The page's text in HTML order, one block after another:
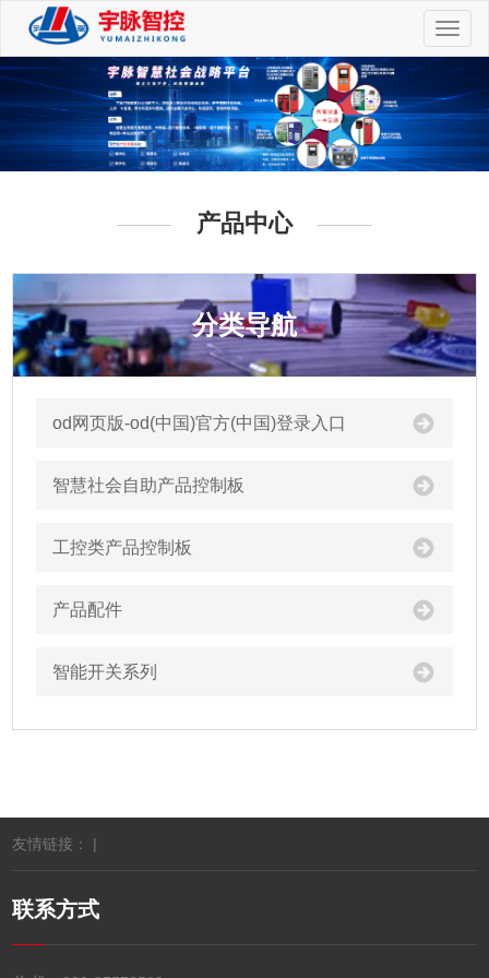
切
换
航
产品中心
分类导航
od网页版-od(中国)官方(中国)登录入口
智慧社会自助产品控制板
工控类产品控制板
产品配件
智能开关系列
友情链接： |
联系方式